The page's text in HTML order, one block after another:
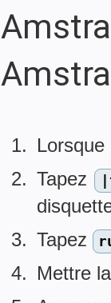
Tapez
Tapez
Mettre